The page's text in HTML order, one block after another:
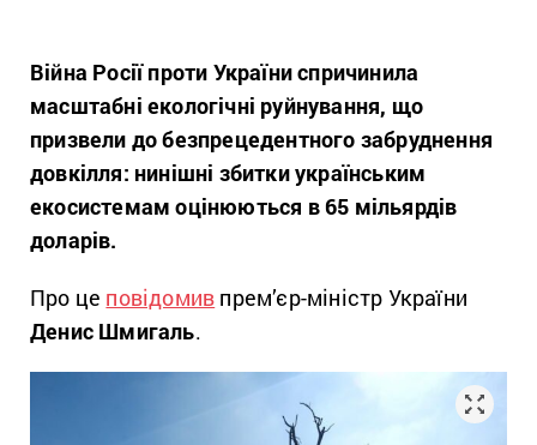
Війна Росії проти України спричинила
масштабні екологічні руйнування, що
призвели до безпрецедентного забруднення
довкілля: нинішні збитки українським
екосистемам оцінюються в 65 мільярдів
доларів.
Про це повідомив прем’єр-міністр України
Денис Шмигаль.